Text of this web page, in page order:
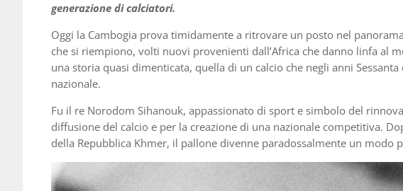
generazione di calciatori.
Oggi la Cambogia prova timidamente a ritrovare un posto nel
che si riempiono, volti nuovi provenienti dall’Africa che danno linfa al
una storia quasi dimenticata, quella di un calcio che negli anni
nazionale.
Fu il re Norodom Sihanouk, appassionato di sport e simbolo del
diffusione del calcio e per la creazione di una nazionale competitiva.
della Repubblica Khmer, il pallone divenne paradossalmente un modo